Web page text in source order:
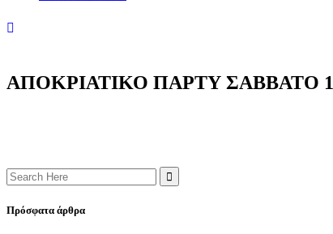
AΠΟΚΡΙΑΤΙΚΟ ΠΑΡΤΥ ΣΑΒΒΑΤΟ
Search
for:
Πρόσφατα άρθρα